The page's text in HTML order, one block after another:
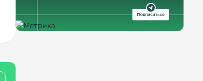
Подписаться